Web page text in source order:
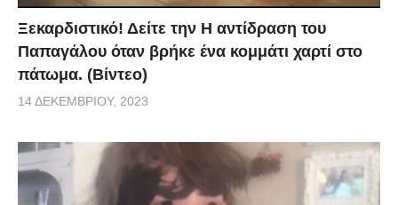
Ξεκαρδιστικό! Δείτε την Η αντίδραση του
Παπαγάλου όταν βρήκε ένα κομμάτι χαρτί στο
πάτωμα. (Βίντεο)
14 ΔΕΚΕΜΒΡΊΟΥ, 2023